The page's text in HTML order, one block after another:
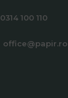
0314 100 110
office@papir.ro